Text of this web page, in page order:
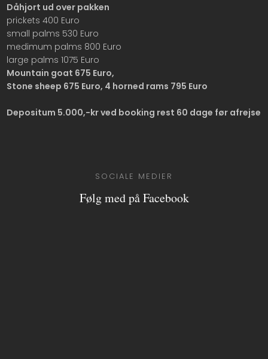
Dåhjort ud over pakken
prickets 400 Euro
small palms 530 Euro
medimum palms 800 Euro
large palms 1075 Euro
Mountain goat 675 Euro,
Stone sheep 675 Euro, 4 horned rams 795 Euro
Depositum 5.000,-kr ved booking rest 60 dage før afrejse​
SOCIALE MEDIER
Følg med på Facebook